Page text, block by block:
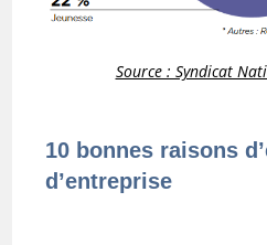
Source : Syndicat
10 bonnes raisons
d’entreprise